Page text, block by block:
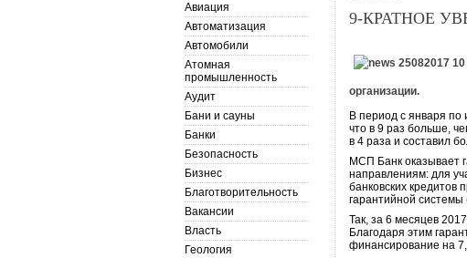
9-КРАТНОЕ
организации.
В период с января
что в 9 раз больше,
в 4 раза и составил
МСП Банк оказывает
направлениям: для
банковских кредитов
гарантийной
Так, за 6 месяцев
Благодаря этим
финансирование на
Авиация
Автоматизация
Автомобили
Атомная
промышленность
Аудит
Бани и сауны
Банки
Безопасность
Бизнес
Благотворительность
Вакансии
Власть
Геология